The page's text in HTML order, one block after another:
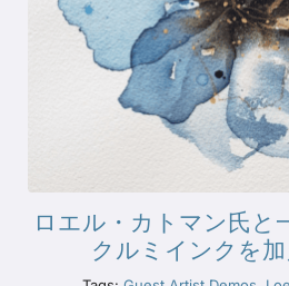
ロエル・カトマン氏と
クルミインクを